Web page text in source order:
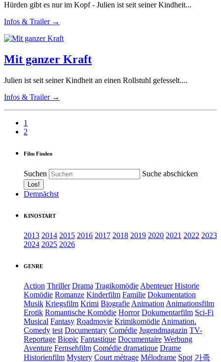
Hürden gibt es nur im Kopf - Julien ist seit seiner Kindheit...
Infos & Trailer →
Mit ganzer Kraft
Julien ist seit seiner Kindheit an einen Rollstuhl gefesselt....
Infos & Trailer →
1
2
Film Finden
Suchen Suche abschicken
Demnächst
KINOSTART
2013 2014 2015 2016 2017 2018 2019 2020 2021 2022 2023
2024 2025 2026
GENRE
Action Thriller Drama Tragikomödie Abenteuer Historie
Komödie Romanze Kinderfilm Familie Dokumentation
Musik Kriegsfilm Krimi Biografie Animation Animationsfilm
Erotik Romantische Komödie Horror Dokumentarfilm Sci-Fi
Musical Fantasy Roadmovie Krimikomödie Animation.
Comedy test Documentary Comédie Jugendmagazin TV-
Reportage Biopic Fantastique Documentaire Werbung
Aventure Fernsehfilm Comédie dramatique Drame
Historienfilm Mystery Court métrage Mélodrame Spot 가족